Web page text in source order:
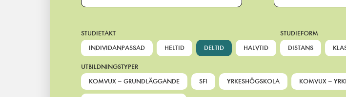
STUDIETAKT
INDIVIDANPASSAD
HELTID DELTID HALVTID
STUDIEFORM
DISTANS
UTBILDNINGSTYPER
KOMVUX – GRUNDLÄGGANDE
SFI YRKESHÖGSKOLA KOMVUX –